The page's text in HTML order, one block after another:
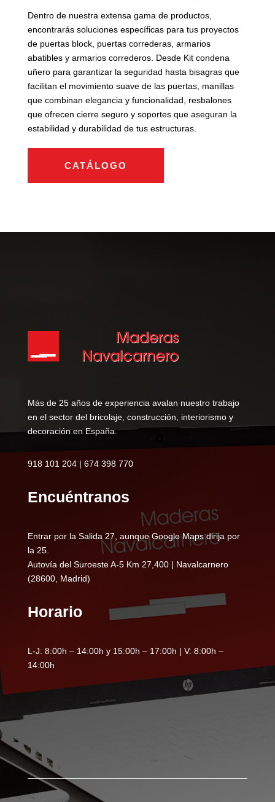
Dentro de nuestra extensa gama de productos,
encontrarás soluciones específicas para tus proyectos
de puertas block, puertas correderas, armarios
abatibles y armarios correderos. Desde Kit condena
uñero para garantizar la seguridad hasta bisagras que
facilitan el movimiento suave de las puertas, manillas
que combinan elegancia y funcionalidad, resbalones
que ofrecen cierre seguro y soportes que aseguran la
estabilidad y durabilidad de tus estructuras.
CATÁLOGO
Más de 25 años de experiencia avalan nuestro trabajo
en el sector del bricolaje, construcción, interiorismo y
decoración en España.
918 101 204 | 674 398 770
Encuéntranos
Entrar por la Salida 27, aunque Google Maps dirija por
la 25.
Autovía del Suroeste A-5 Km 27,400 | Navalcarnero
(28600, Madrid)
Horario
L-J: 8:00h – 14:00h y 15:00h – 17:00h | V: 8:00h –
14:00h